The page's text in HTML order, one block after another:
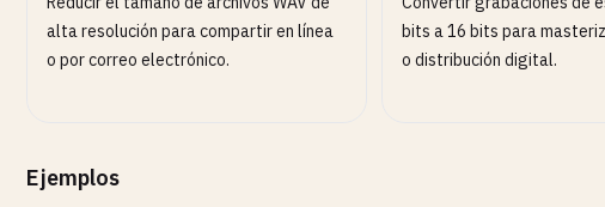
alta resolución para compartir en línea
o por correo electrónico.
bits a 16 bits para
o distribución digital.
Ejemplos